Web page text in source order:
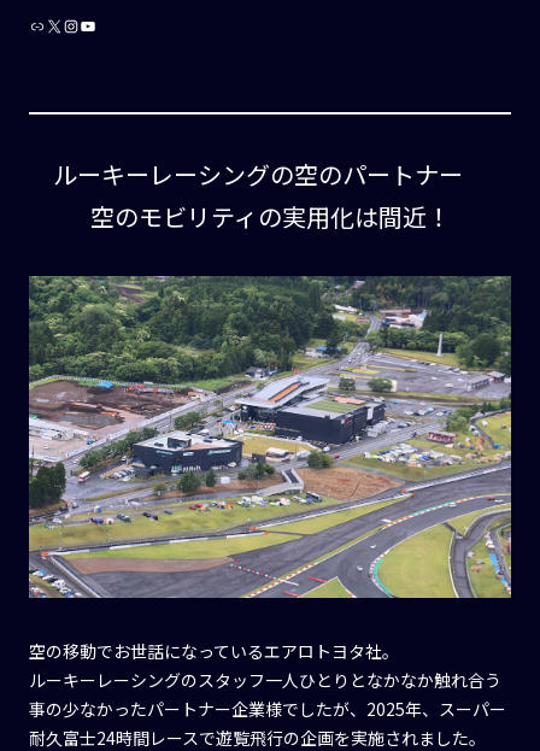
Link X InstagramYouTube
ルーキーレーシングの空のパートナー
空のモビリティの実用化は間近！
空の移動でお世話になっているエアロトヨタ社。
ルーキーレーシングのスタッフ一人ひとりとなかなか触れ合う
事の少なかったパートナー企業様でしたが、2025年、スーパー
耐久富士24時間レースで遊覧飛行の企画を実施されました。